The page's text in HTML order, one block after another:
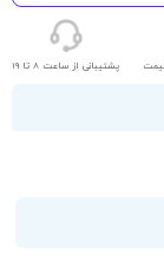
پشتیبانی از ساعت 8 تا 19